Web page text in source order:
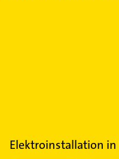
Elektroinstallation in